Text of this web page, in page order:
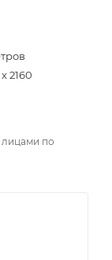
2160
по